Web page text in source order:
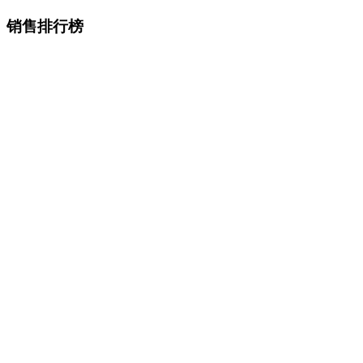
销售排行榜